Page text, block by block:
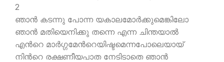
2
ഞാന്‍ കടന്നു പോന്ന യകാലമോര്‍ക്കുമെങ്കിലോ
ഞാന്‍ മതിയെനിക്കു തന്നെ എന്ന ചിന്തയാല്‍
എന്‍റെ മാര്‍ഗ്ഗമേന്‍റെയിഷ്ടമെന്നപോലെയായ്
നിന്‍റെ രക്ഷണീയപാത നേടിടാതെ ഞാന്‍